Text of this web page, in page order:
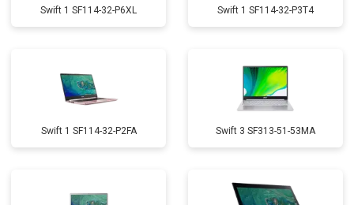
Swift 1 SF114-32-P6XL Swift 1 SF114-32-P3T4
Swift 1 SF114-32-P2FA Swift 3 SF313-51-53MA